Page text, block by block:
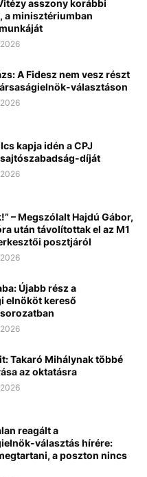
asszony korábbi
a minisztériumban
A Fidesz nem vesz részt
választáson
kapja idén a CPJ
díját
– Megszólalt Hajdú Gábor,
után távolítottak el az M1
posztjáról
Újabb rész a
elnököt kereső
Takaró Mihálynak többé
az oktatásra
reagált a
választás hírére:
a poszton nincs